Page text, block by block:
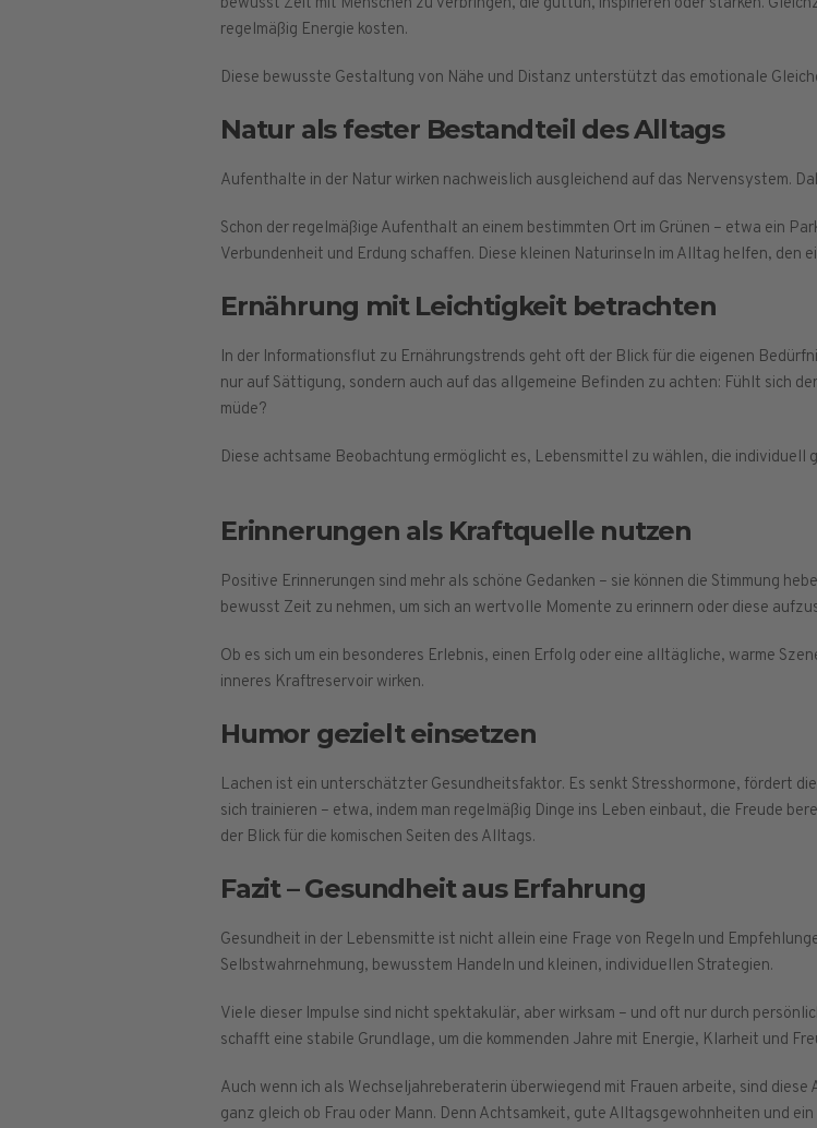
regelmäßig Energie kosten.
Diese bewusste Gestaltung von Nähe und Distanz unterstützt das emotionale
Natur als fester Bestandteil des Alltags
Aufenthalte in der Natur wirken nachweislich ausgleichend auf das Nervensystem.
Schon der regelmäßige Aufenthalt an einem bestimmten Ort im Grünen – etwa ein
Verbundenheit und Erdung schaffen. Diese kleinen Naturinseln im Alltag helfen, den
Ernährung mit Leichtigkeit betrachten
In der Informationsflut zu Ernährungstrends geht oft der Blick für die eigenen
nur auf Sättigung, sondern auch auf das allgemeine Befinden zu achten: Fühlt sich
müde?
Diese achtsame Beobachtung ermöglicht es, Lebensmittel zu wählen, die
Erinnerungen als Kraftquelle nutzen
Positive Erinnerungen sind mehr als schöne Gedanken – sie können die Stimmung
bewusst Zeit zu nehmen, um sich an wertvolle Momente zu erinnern oder diese
Ob es sich um ein besonderes Erlebnis, einen Erfolg oder eine alltägliche, warme
inneres Kraftreservoir wirken.
Humor gezielt einsetzen
Lachen ist ein unterschätzter Gesundheitsfaktor. Es senkt Stresshormone, fördert
sich trainieren – etwa, indem man regelmäßig Dinge ins Leben einbaut, die Freude
der Blick für die komischen Seiten des Alltags.
Fazit – Gesundheit aus Erfahrung
Gesundheit in der Lebensmitte ist nicht allein eine Frage von Regeln und
Selbstwahrnehmung, bewusstem Handeln und kleinen, individuellen Strategien.
Viele dieser Impulse sind nicht spektakulär, aber wirksam – und oft nur durch
schafft eine stabile Grundlage, um die kommenden Jahre mit Energie, Klarheit und
Auch wenn ich als Wechseljahreberaterin überwiegend mit Frauen arbeite, sind
ganz gleich ob Frau oder Mann. Denn Achtsamkeit, gute Alltagsgewohnheiten und